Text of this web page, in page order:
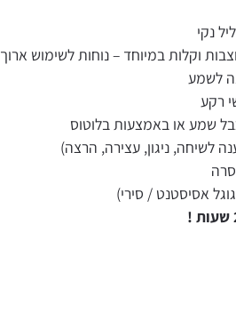
נקי
וקלות במיוחד – נוחות לשימוש ארוך
לשמע
רקע
שמע או באמצעות בלוטוס
לשיחה, ניגון, עצירה, הרצה)
אסיסטנט / סירי)